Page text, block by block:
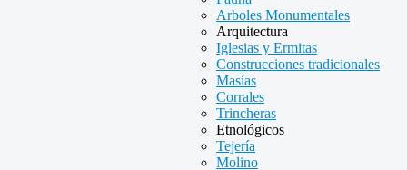
Arboles Monumentales
Arquitectura
Iglesias y Ermitas
Construcciones tradicionales
Masías
Corrales
Trincheras
Etnológicos
Tejería
Molino